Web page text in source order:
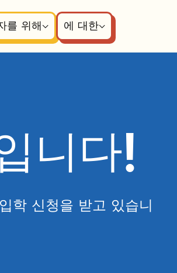
를 위해 에 대한
니다!
학 신청을 받고 있습니